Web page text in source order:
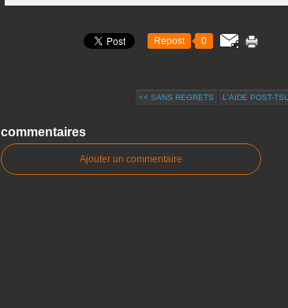
Repost 0
<< SANS REGRETS L'AIDE POST-
commentaires
Ajouter un commentaire